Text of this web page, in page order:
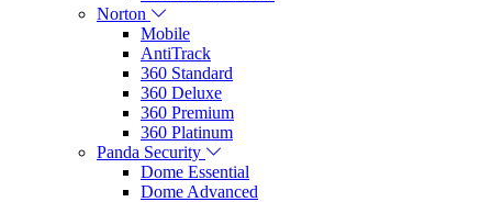
Norton
Mobile
AntiTrack
360 Standard
360 Deluxe
360 Premium
360 Platinum
Panda Security
Dome Essential
Dome Advanced